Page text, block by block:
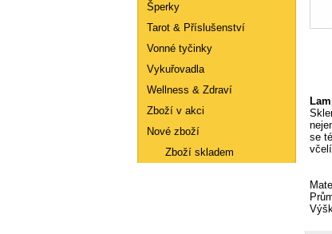
se
Šperky
Tarot & Příslušenství
Vonné tyčinky
Vykuřovadla
Wellness & Zdraví
Zboží v akci
Nové zboží
Zboží skladem